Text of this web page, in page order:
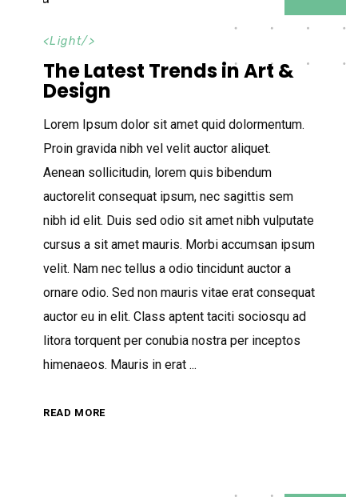
<Light/>
The Latest Trends in Art &
Design
Lorem Ipsum dolor sit amet quid dolormentum.
Proin gravida nibh vel velit auctor aliquet.
Aenean sollicitudin, lorem quis bibendum
auctorelit consequat ipsum, nec sagittis sem
nibh id elit. Duis sed odio sit amet nibh vulputate
cursus a sit amet mauris. Morbi accumsan ipsum
velit. Nam nec tellus a odio tincidunt auctor a
ornare odio. Sed non mauris vitae erat consequat
auctor eu in elit. Class aptent taciti sociosqu ad
litora torquent per conubia nostra per inceptos
himenaeos. Mauris in erat
READ MORE